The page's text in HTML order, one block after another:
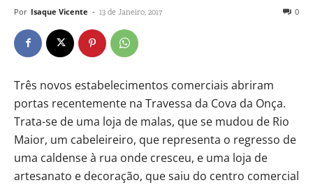
Por Isaque Vicente - 13 de Janeiro, 2017 0
Três novos estabelecimentos comerciais abriram
portas recentemente na Travessa da Cova da Onça.
Trata-se de uma loja de malas, que se mudou de Rio
Maior, um cabeleireiro, que representa o regresso de
uma caldense à rua onde cresceu, e uma loja de
artesanato e decoração, que saiu do centro comercial